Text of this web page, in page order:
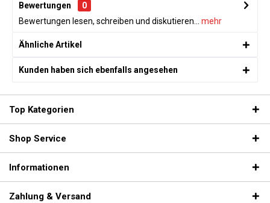
Bewertungen
0
Bewertungen lesen, schreiben und diskutieren...
mehr
Ähnliche Artikel
Kunden haben sich ebenfalls angesehen
Top Kategorien
Shop Service
Informationen
Zahlung & Versand